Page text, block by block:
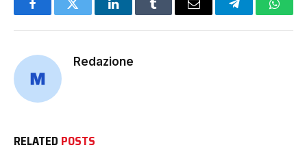
FacebookTwitter LinkedInTumblr Email Telegram
Redazione
RELATED POSTS